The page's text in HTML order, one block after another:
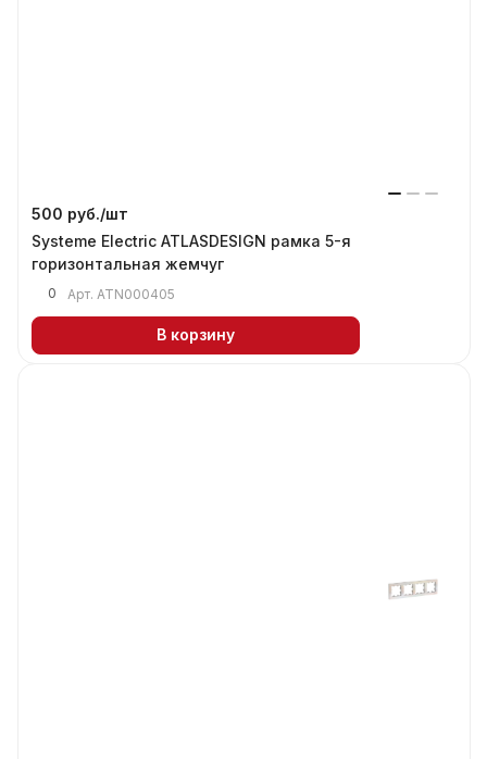
500 руб./шт
Systeme Electric ATLASDESIGN рамка 5-я
горизонтальная жемчуг
0 Арт. ATN000405
В корзину